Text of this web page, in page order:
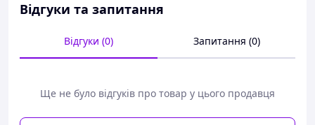
Педаль привода повітря
Зусилля: 20 тонн
висота: 1850 мм
(насос і циліндр)
Відгуки та запитання
Відгуки (0) Запитання (0)
Ще не було відгуків про товар у цього продавця